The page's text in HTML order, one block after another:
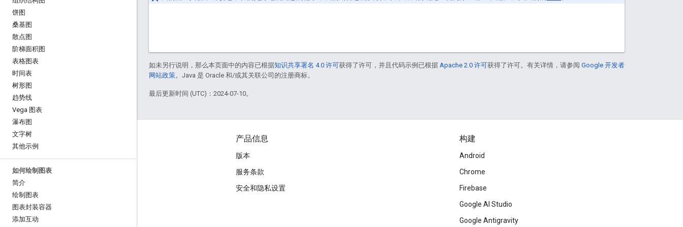
饼图
桑基图
散点图
阶梯面积图
表格图表
时间表
树形图
趋势线
Vega 图表
瀑布图
文字树
其他示例
如何绘制图表
简介
绘制图表
图表封装容器
添加互动
如未另行说明，那么本页面中的内容已根据知识共享署名 4.0 许可获得了许可，并且代码示例已根据 Apache 2.0 许可获得了许可。有关详情，请参阅 Google 开发者
网站政策。Java 是 Oracle 和/或其关联公司的注册商标。
最后更新时间 (UTC)：2024-07-10。
您有疑问吗？
问题和请求
常见问题解答
产品信息
版本
服务条款
安全和隐私设置
构建
Android
Chrome
Firebase
Google AI Studio
Google Antigravity